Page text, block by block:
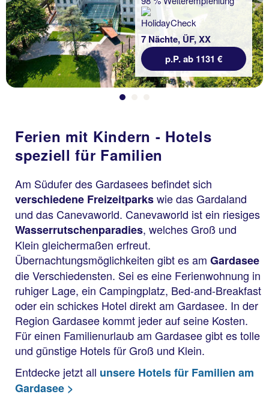
7 Nächte, ÜF, XX
p.P. ab 1131 €
Ferien mit Kindern - Hotels
speziell für Familien
Am Südufer des Gardasees befindet sich
verschiedene Freizeitparkswie das Gardaland
und das Canevaworld. Canevaworld ist ein riesiges
Wasserrutschenparadies, welches Groß und
Klein gleichermaßen erfreut.
Übernachtungsmöglichkeiten gibt es am Gardasee
die Verschiedensten. Sei es eine Ferienwohnung in
ruhiger Lage, ein Campingplatz, Bed-and-Breakfast
oder ein schickes Hotel direkt am Gardasee. In der
Region Gardasee kommt jeder auf seine Kosten.
Für einen Familienurlaub am Gardasee gibt es tolle
und günstige Hotels für Groß und Klein.
Entdecke jetzt all unsere Hotels für Familien am
Gardasee >